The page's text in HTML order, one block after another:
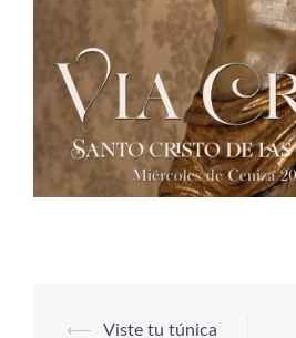
⟵ Viste tu túnica